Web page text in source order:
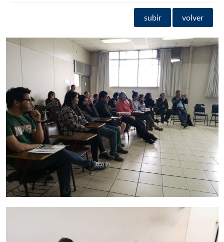
subir volver